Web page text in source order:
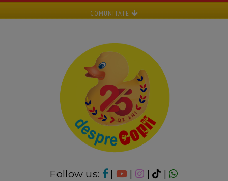
COMUNITATE
Follow us: | | |
|